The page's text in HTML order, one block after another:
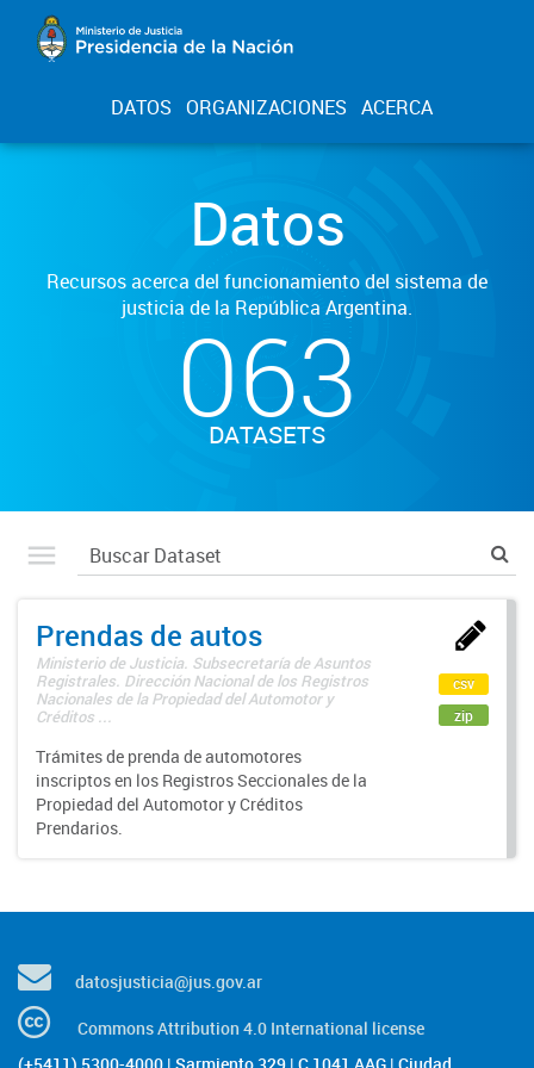
DATOS ORGANIZACIONES ACERCA
Datos
Recursos acerca del funcionamiento del sistema de
justicia de la República Argentina.
063
DATASETS
Prendas de autos
Ministerio de Justicia. Subsecretaría de Asuntos
Registrales. Dirección Nacional de los Registros
Nacionales de la Propiedad del Automotor y
Créditos ...
Trámites de prenda de automotores
inscriptos en los Registros Seccionales de la
Propiedad del Automotor y Créditos
Prendarios.
csv
zip
datosjusticia@jus.gov.ar
Commons Attribution 4.0 International license